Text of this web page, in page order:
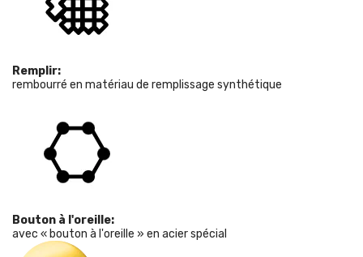
Remplir:
rembourré en matériau de remplissage synthétique
Bouton à l'oreille:
avec « bouton à l'oreille » en acier spécial